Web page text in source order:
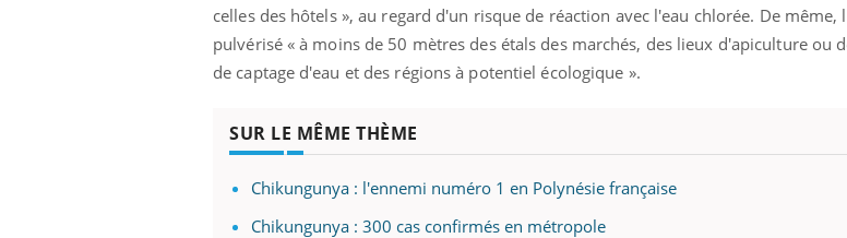
celles des hôtels », au regard d'un risque de réaction avec l'eau chlorée. De même,
pulvérisé « à moins de 50 mètres des étals des marchés, des lieux d'apiculture ou
de captage d'eau et des régions à potentiel écologique ».
SUR LE MÊME THÈME
Chikungunya : l'ennemi numéro 1 en Polynésie française
Chikungunya : 300 cas confirmés en métropole